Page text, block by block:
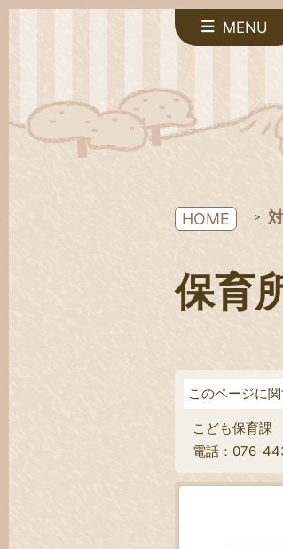
MENU
HOME
保育
このページに
こども保育課
電話：076-